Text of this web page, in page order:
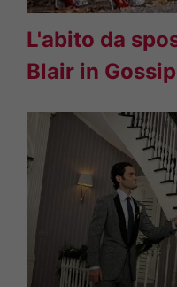
L'abito da
Blair in